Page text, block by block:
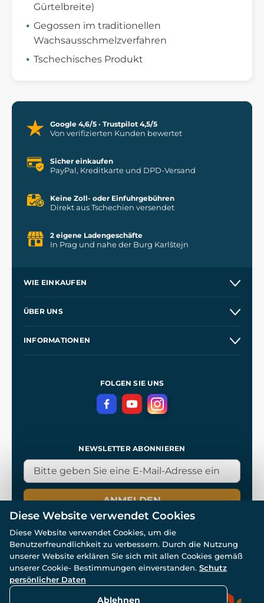
Gürtelbreite)
Gegossen im traditionellen
Wachsausschmelzverfahren
Tschechisches Produkt
Google 4,6/5 · Trustpilot 4,5/5
Von verifizierten Kunden bewertet
Sicher einkaufen
PayPal, Kreditkarte und DPD-Versand
Keine Zoll- oder Einfuhrgebühren
Direkt aus Tschechien versendet
2 eigene Ladengeschäfte
In Prag und nahe der Burg Karlštejn
WIE EINKAUFEN
Kontakt
ÜBER UNS
INFORMATIONEN
DatenschutzerklärungFOLGEN SIE UNS
NEWSLETTER ABONNIEREN
ANMELDEN
© Alle Rechte vorbehalten. www.wulflund.de 2007-2026.
Powered by
Diese Website verwendet Cookies
Diese Website verwendet Cookies, um die
Benutzerfreundlichkeit zu verbessern. Durch die Nutzung
unserer Website erklären Sie sich mit allen Cookies gemäß
unserer Cookie- Bestimmungen einverstanden. Schutz
persönlicher Daten
Ablehnen